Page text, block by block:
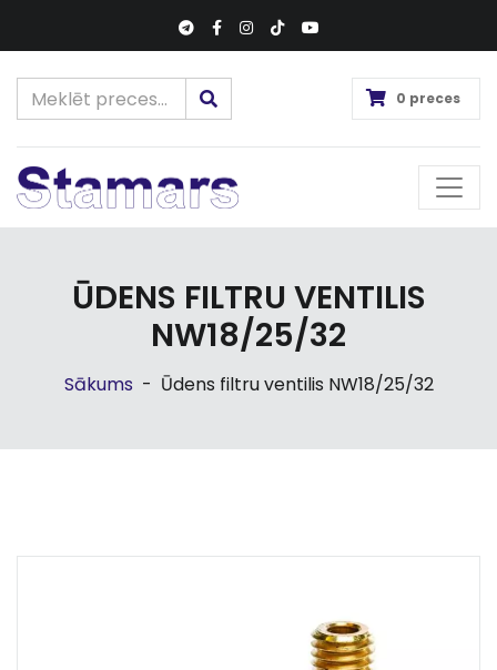
0 preces
ŪDENS FILTRU VENTILIS
NW18/25/32
Sākums - Ūdens filtru ventilis NW18/25/32